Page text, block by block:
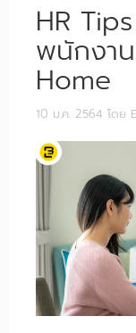
HR
พนักงา
Home
10 ม.ค. 2564 โดย